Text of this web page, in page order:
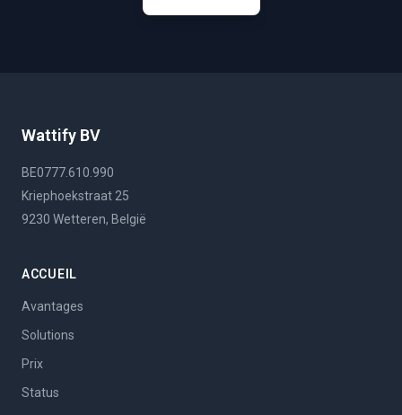
Wattify BV
BE0777.610.990
Kriephoekstraat 25
9230 Wetteren, België
ACCUEIL
Avantages
Solutions
Prix
Status